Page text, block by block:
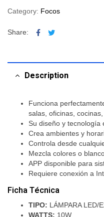
Category: Focos
Share: Facebook
Twitter
Description
Funciona
salas, oficinas, cocinas,
Su diseño y tecnología
Crea ambientes y
Controla desde
Mezcla colores o
APP disponible para
Requiere conexión a
Ficha Técnica
TIPO: LÁMPARA LED/
WATTS: 10W